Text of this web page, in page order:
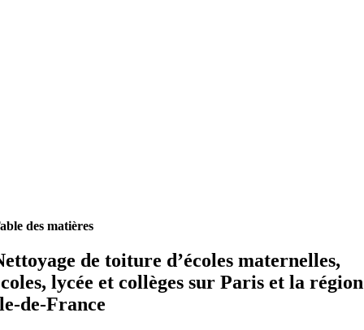
des matières
de toiture d’écoles maternelles,
lycée et collèges sur Paris et la région
de-France